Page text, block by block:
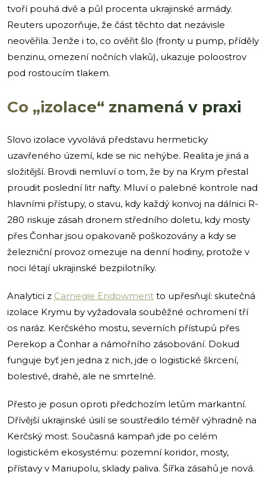
tvoří pouhá dvě a půl procenta ukrajinské armády.
Reuters upozorňuje, že část těchto dat nezávisle
neověřila. Jenže i to, co ověřit šlo (fronty u pump, příděly
benzinu, omezení nočních vlaků), ukazuje poloostrov
pod rostoucím tlakem.
Co „izolace“ znamená v praxi
Slovo izolace vyvolává představu hermeticky
uzavřeného území, kde se nic nehýbe. Realita je jiná a
složitější. Brovdi nemluví o tom, že by na Krym přestal
proudit poslední litr nafty. Mluví o palebné kontrole nad
hlavními přístupy, o stavu, kdy každý konvoj na dálnici R-
280 riskuje zásah dronem středního doletu, kdy mosty
přes Čonhar jsou opakovaně poškozovány a kdy se
železniční provoz omezuje na denní hodiny, protože v
noci létají ukrajinské bezpilotníky.
Analytici z Carnegie Endowment to upřesňují: skutečná
izolace Krymu by vyžadovala souběžné ochromení tří
os naráz. Kerčského mostu, severních přístupů přes
Perekop a Čonhar a námořního zásobování. Dokud
funguje byť jen jedna z nich, jde o logistické škrcení,
bolestivé, drahé, ale ne smrtelné.
Přesto je posun oproti předchozím letům markantní.
Dřívější ukrajinské úsilí se soustředilo téměř výhradně na
Kerčský most. Současná kampaň jde po celém
logistickém ekosystému: pozemní koridor, mosty,
přístavy v Mariupolu, sklady paliva. Šířka zásahů je nová.